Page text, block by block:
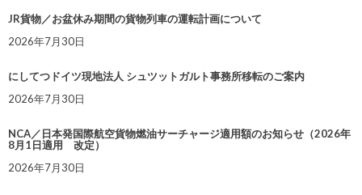
JR貨物／お盆休み期間の貨物列車の運転計画について
2026年7月30日
にしてつドイツ現地法人 シュツットガルト事務所移転のご案内
2026年7月30日
NCA／日本発国際航空貨物燃油サーチャージ適用額のお知らせ（2026年
8月1日適用 改定）
2026年7月30日